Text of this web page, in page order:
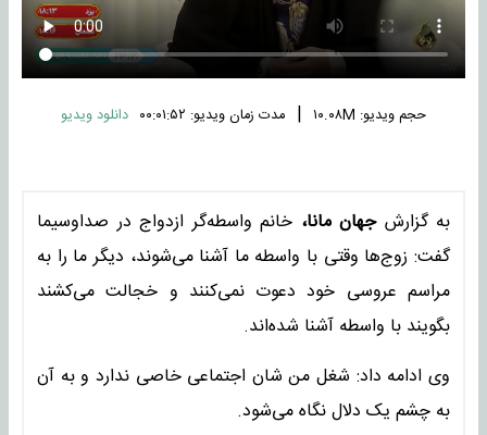
حجم ویدیو: ۱۰.۰۸M | مدت زمان ویدیو: ۰۰:۰۱:۵۲ دانلود ویدیو
به گزارشجهان مانا، خانم واسطه‌گر ازدواج در صداوسیما
گفت: زوج‌ها وقتی با واسطه ما آشنا می‌شوند، دیگر ما را به
مراسم عروسی خود دعوت نمی‌کنند و خجالت می‌کشند
بگویند با واسطه آشنا شده‌اند.
وی ادامه داد: شغل من شان اجتماعی خاصی ندارد و به آن
به چشم یک دلال نگاه می‌شود.